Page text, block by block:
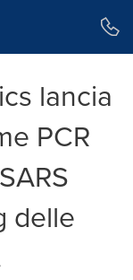
lancia
PCR
delle